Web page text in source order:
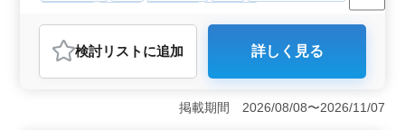
会計事務所
おすすめポイント
＜税理士法人での税理士補助業務＞ 福岡市中央区大名
に位置する当法人では、税理士補助業務に携わる方を募
集しています。月次試算表や決算書、各種申告書の作成
検討リスト に追加 詳しく見る
掲載期間 2026/08/08〜2026/11/07